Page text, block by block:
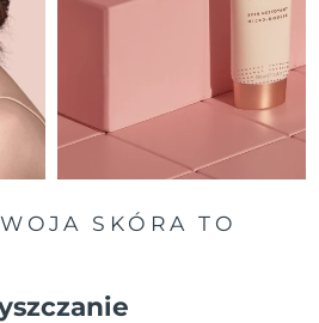
SKÓRA TO
8/10/26
Oczekiwany czas dostawy
8/10/26
8/10/26